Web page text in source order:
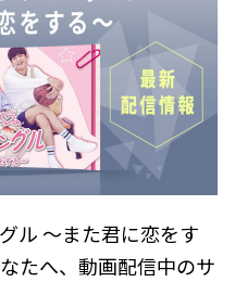
ル ～また君に恋をす
たへ、動画配信中のサ